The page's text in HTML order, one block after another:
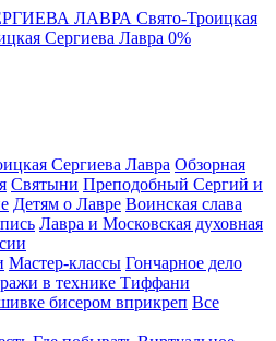
Свято-Троицкая
Сергиева Лавра 0%
Сергиева Лавра Обзорная
Святыни Преподобный Сергий и
Детям о Лавре Воинская слава
Лавра и Московская духовная
Мастер-классы Гончарное дело
в технике Тиффани
бисером вприкреп Все